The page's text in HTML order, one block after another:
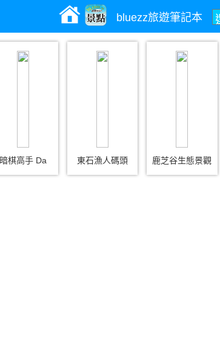
bluezz旅遊筆記本
暗棋高手 Da 東石漁人碼頭 鹿芝谷生態景觀